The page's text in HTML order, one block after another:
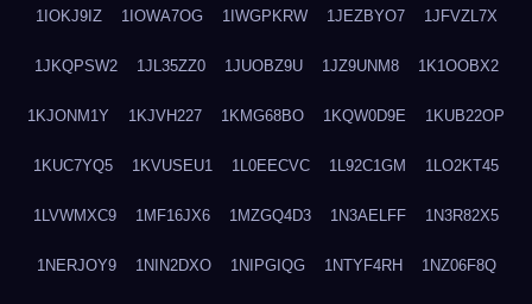
1IOKJ9IZ 1IOWA7OG 1IWGPKRW 1JEZBYO7 1JFVZL7X
1JKQPSW2 1JL35ZZ0 1JUOBZ9U 1JZ9UNM8 1K1OOBX2
1KJONM1Y 1KJVH227 1KMG68BO 1KQW0D9E 1KUB22OP
1KUC7YQ5 1KVUSEU1 1L0EECVC 1L92C1GM 1LO2KT45
1LVWMXC9 1MF16JX6 1MZGQ4D3 1N3AELFF 1N3R82X5
1NERJOY9 1NIN2DXO 1NIPGIQG 1NTYF4RH 1NZ06F8Q